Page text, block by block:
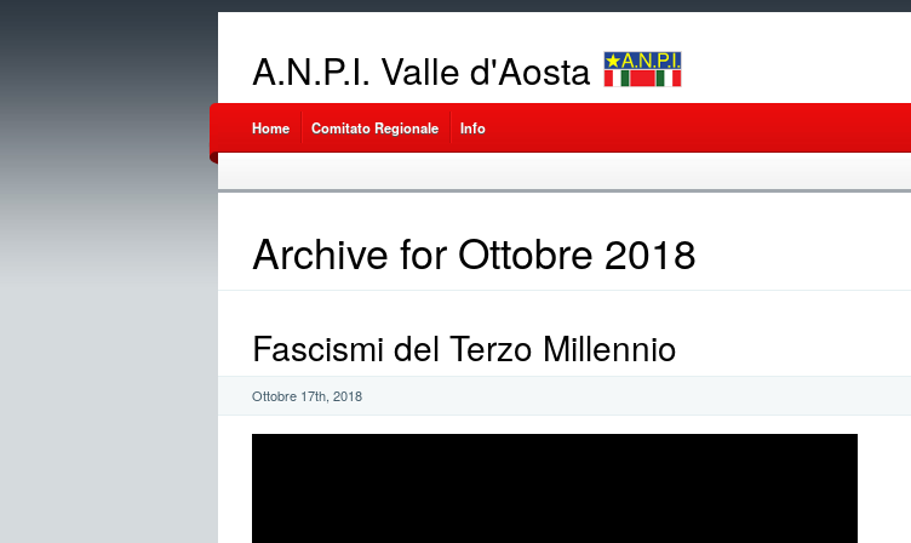
A.N.P.I. Valle d'Aosta
Home Comitato Regionale Info
Archive for Ottobre 2018
Fascismi del Terzo Millennio
Ottobre 17th, 2018